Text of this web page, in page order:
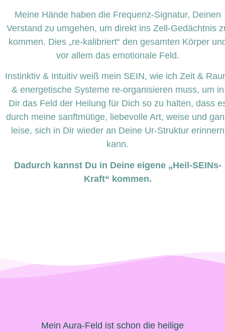
Meine Hände haben die Frequenz-Signatur, Deinen
Verstand zu umgehen, um direkt ins Zell-Gedächtnis
kommen. Dies „re-kalibriert“ den gesamten Körper
vor allem das emotionale Feld.
Instinktiv & Intuitiv weiß mein SEIN, wie ich Zeit &
& energetische Systeme re-organisieren muss, um in
Dir das Feld der Heilung für Dich so zu halten, dass
durch meine sanftmütige, liebevolle Art, weise und
leise, sich in Dir wieder an Deine Ur-Struktur erinnern
kann.
Dadurch kannst Du in Deine eigene „Heil-SEINs-
Kraft“ kommen.
Mein Aura-Feld ist schon die heilige